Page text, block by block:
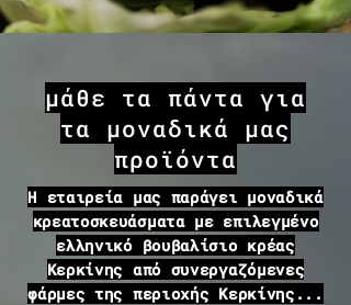
μάθε τα πάντα για
τα μοναδικά μας
προϊόντα
Η εταιρεία μας παράγει μοναδικά
κρεατοσκευάσματα με επιλεγμένο
ελληνικό βουβαλίσιο κρέας
Κερκίνης από συνεργαζόμενες
φάρμες της περιοχής Κερκίνης...